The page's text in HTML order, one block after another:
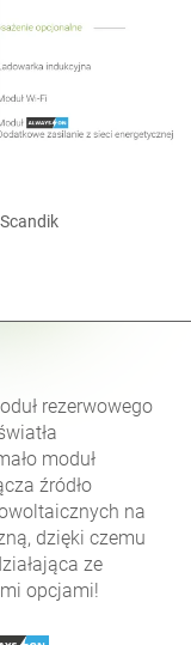
Scandik
rezerwowego
moduł
źródło
na
dzięki czemu
ze
opcjami!